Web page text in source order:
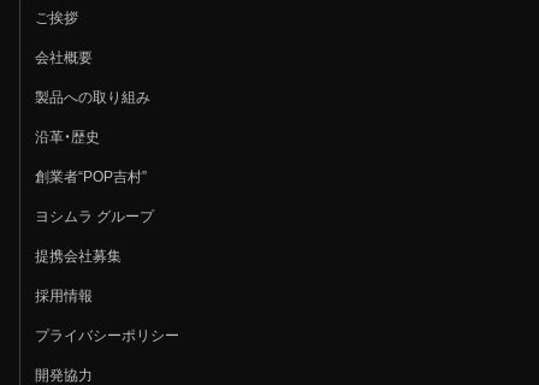
ご挨拶
会社概要
製品への取り組み
沿革・歴史
創業者“POP吉村”
ヨシムラ グループ
提携会社募集
採用情報
プライバシーポリシー
開発協力